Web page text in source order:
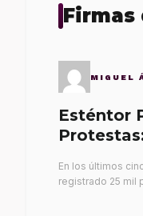
Firmas
MIGUEL
Esténtor
En los últimos
registrado 25 mil